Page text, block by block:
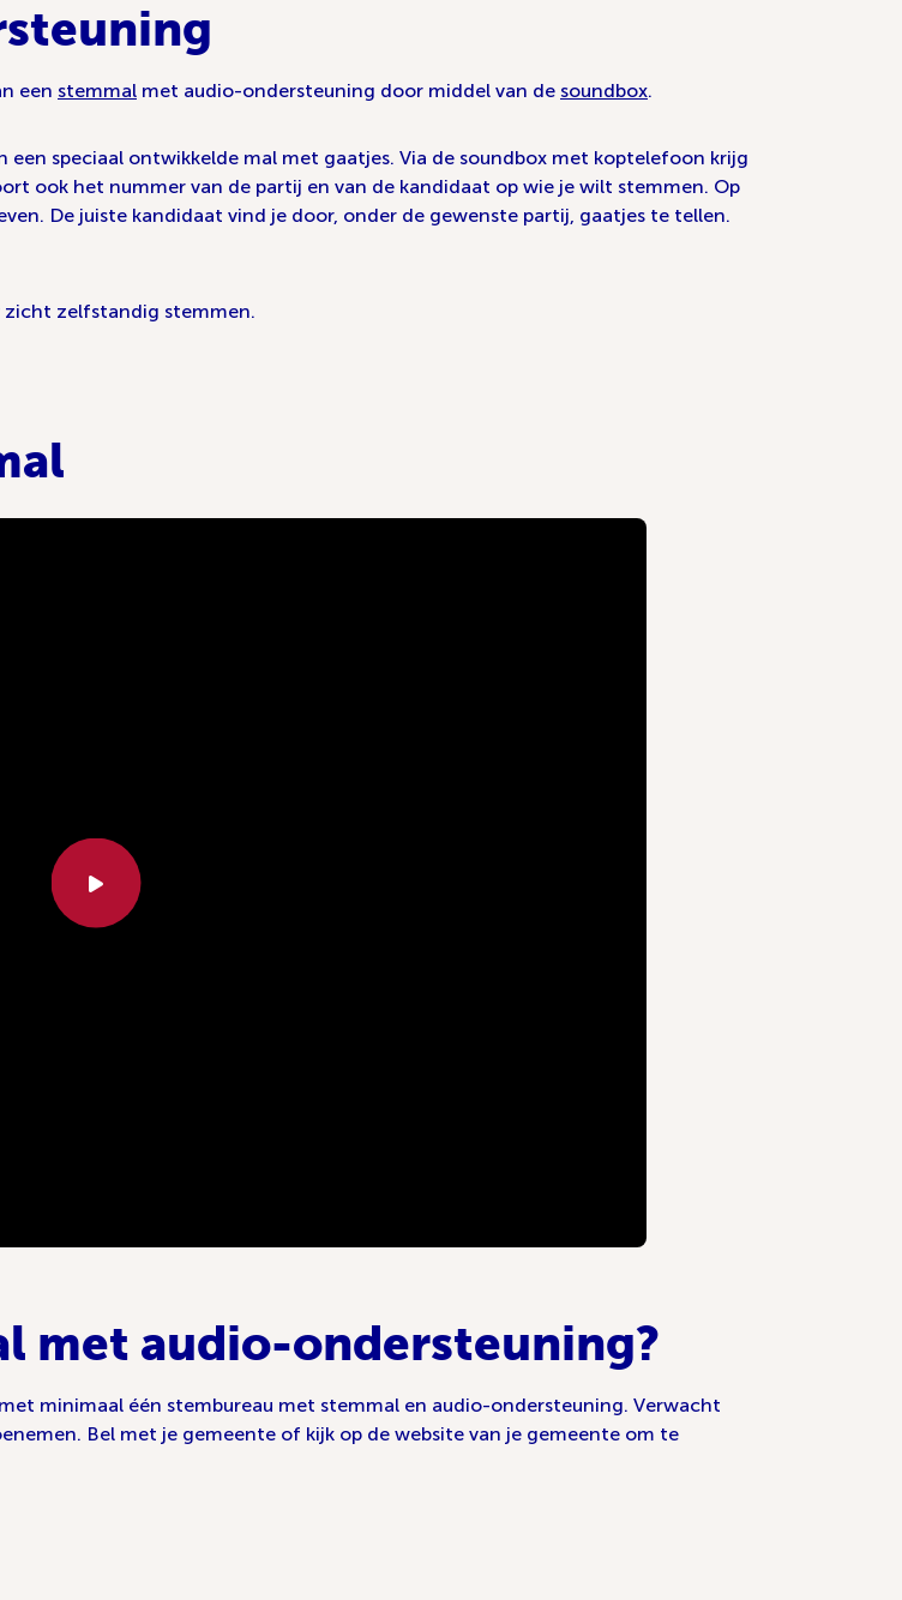
een stemmal met audio-ondersteuning door middel van de soundbox.
speciaal ontwikkelde mal met gaatjes. Via de soundbox met koptelefoon krijg
ook het nummer van de partij en van de kandidaat op wie je wilt stemmen. Op
De juiste kandidaat vind je door, onder de gewenste partij, gaatjes te tellen.
zicht zelfstandig stemmen.
met audio-ondersteuning?
met minimaal één stembureau met stemmal en audio-ondersteuning. Verwacht
Bel met je gemeente of kijk op de website van je gemeente om te